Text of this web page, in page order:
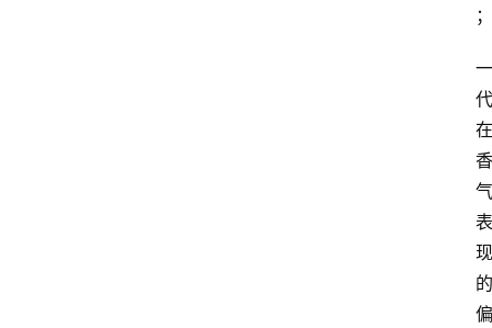
；
一
代
在
香
气
表
现
的
偏